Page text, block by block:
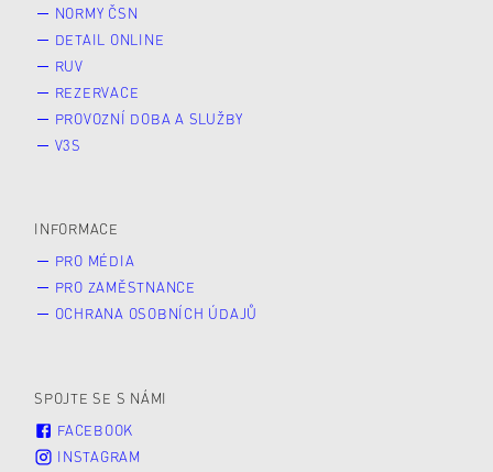
NORMY ČSN
DETAIL ONLINE
RUV
REZERVACE
PROVOZNÍ DOBA A SLUŽBY
V3S
INFORMACE
PRO MÉDIA
PRO ZAMĚSTNANCE
OCHRANA OSOBNÍCH ÚDAJŮ
SPOJTE SE S NÁMI
FACEBOOK
INSTAGRAM